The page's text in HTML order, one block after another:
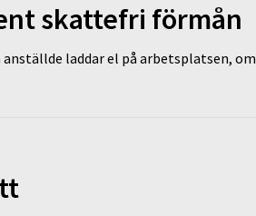
skattefri förmån
laddar el på arbetsplatsen, om